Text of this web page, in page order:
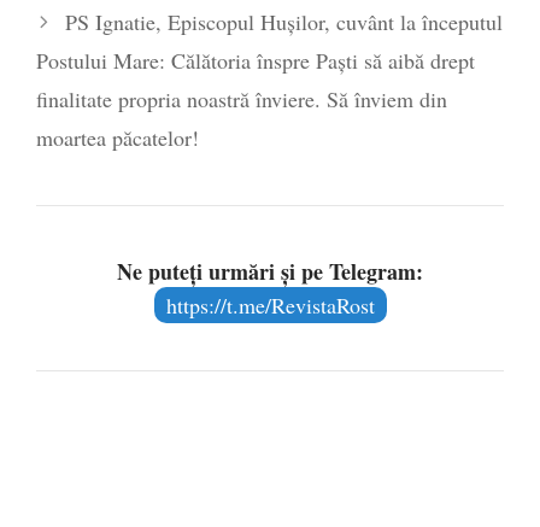
PS Ignatie, Episcopul Hușilor, cuvânt la începutul
Postului Mare: Călătoria înspre Paști să aibă drept
finalitate propria noastră înviere. Să înviem din
moartea păcatelor!
Ne puteți urmări și pe Telegram:
https://t.me/RevistaRost